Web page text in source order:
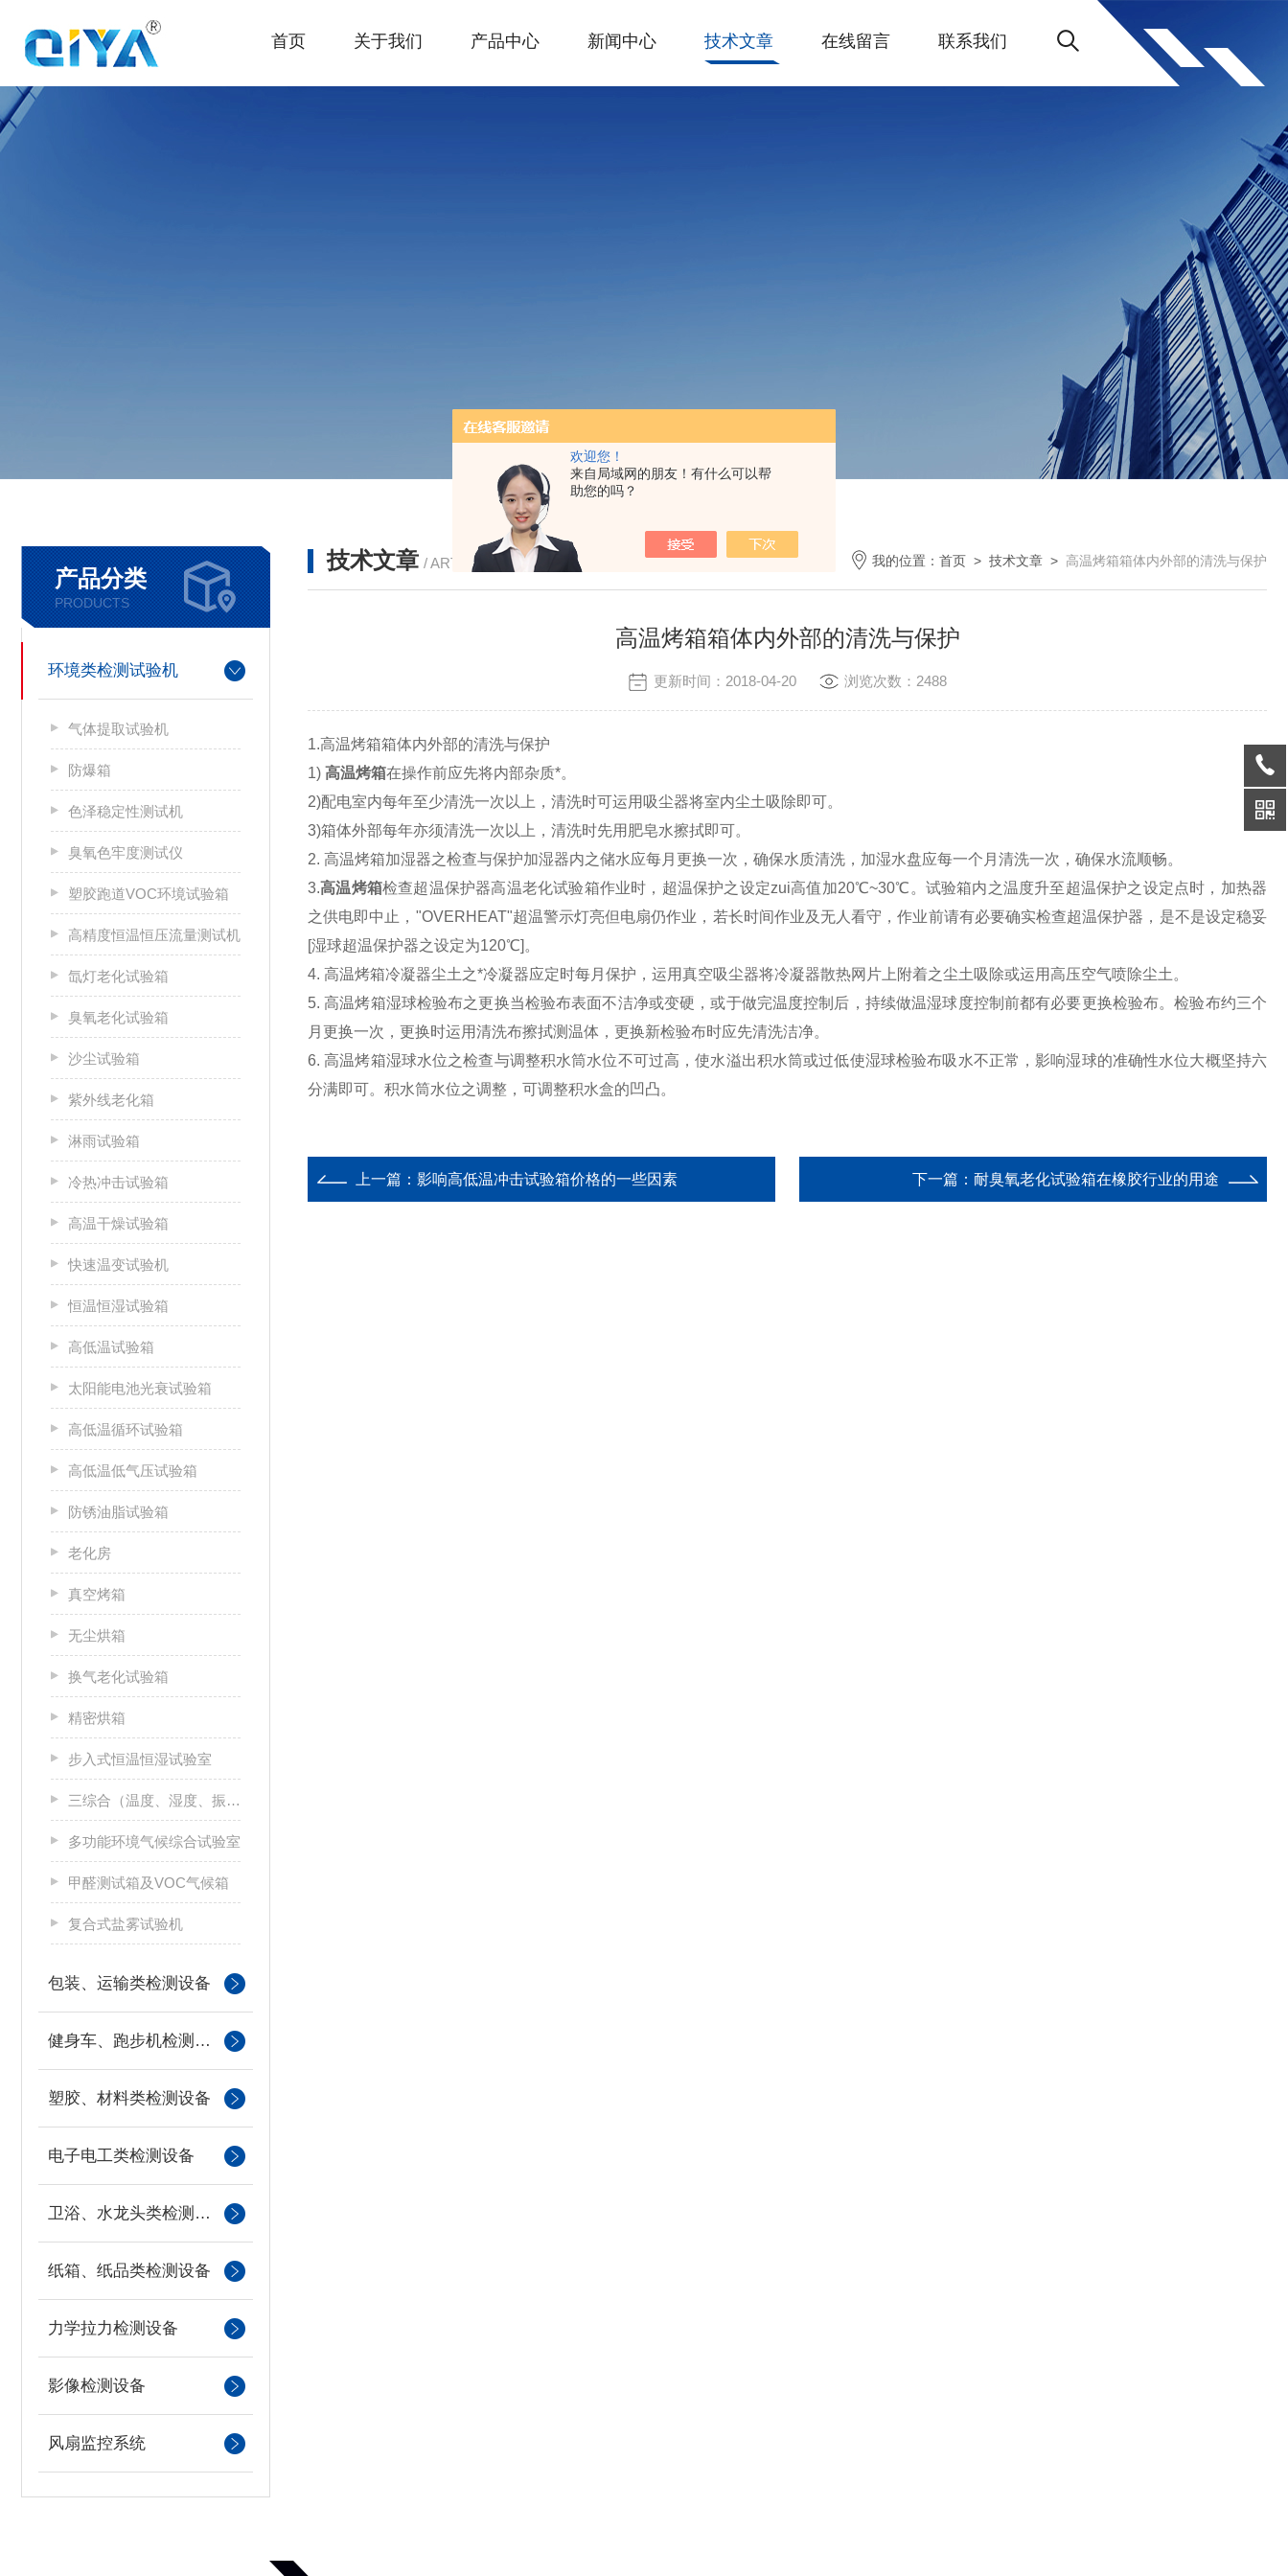
欢迎您！
来自局域网的朋友！有什么可以帮
助您的吗？
首页 关于我们 产品中心 新闻中心 技术文章 在线留言 联系我们
产品分类
PRODUCTS
环境类检测试验机
气体提取试验机
防爆箱
色泽稳定性测试机
臭氧色牢度测试仪
塑胶跑道VOC环境试验箱
高精度恒温恒压流量测试机
氙灯老化试验箱
臭氧老化试验箱
沙尘试验箱
紫外线老化箱
淋雨试验箱
冷热冲击试验箱
高温干燥试验箱
快速温变试验机
恒温恒湿试验箱
高低温试验箱
太阳能电池光衰试验箱
高低温循环试验箱
高低温低气压试验箱
防锈油脂试验箱
老化房
真空烤箱
无尘烘箱
换气老化试验箱
精密烘箱
步入式恒温恒湿试验室
三综合（温度、湿度、振动）试验箱
多功能环境气候综合试验室
甲醛测试箱及VOC气候箱
复合式盐雾试验机
包装、运输类检测设备
健身车、跑步机检测设备
塑胶、材料类检测设备
电子电工类检测设备
卫浴、水龙头类检测设备
纸箱、纸品类检测设备
力学拉力检测设备
影像检测设备
风扇监控系统
技术文章 / ARTICLE 我的位置： 首页 > 技术文章 > 高温烤箱箱体内外部的清洗与保护
高温烤箱箱体内外部的清洗与保护
更新时间：2018-04-20 浏览次数：2488
1.高温烤箱箱体内外部的清洗与保护
1) 高温烤箱在操作前应先将内部杂质*。
2)配电室内每年至少清洗一次以上，清洗时可运用吸尘器将室内尘土吸除即可。
3)箱体外部每年亦须清洗一次以上，清洗时先用肥皂水擦拭即可。
2. 高温烤箱加湿器之检查与保护加湿器内之储水应每月更换一次，确保水质清洗，加湿水盘应每一个月清洗一次，确保水流顺畅。
3.高温烤箱检查超温保护器高温老化试验箱作业时，超温保护之设定zui高值加20℃~30℃。试验箱内之温度升至超温保护之设定点时，加热器
之供电即中止，"OVERHEAT"超温警示灯亮但电扇仍作业，若长时间作业及无人看守，作业前请有必要确实检查超温保护器，是不是设定稳妥
[湿球超温保护器之设定为120℃]。
4. 高温烤箱冷凝器尘土之*冷凝器应定时每月保护，运用真空吸尘器将冷凝器散热网片上附着之尘土吸除或运用高压空气喷除尘土。
5. 高温烤箱湿球检验布之更换当检验布表面不洁净或变硬，或于做完温度控制后，持续做温湿球度控制前都有必要更换检验布。检验布约三个
月更换一次，更换时运用清洗布擦拭测温体，更换新检验布时应先清洗洁净。
6. 高温烤箱湿球水位之检查与调整积水筒水位不可过高，使水溢出积水筒或过低使湿球检验布吸水不正常，影响湿球的准确性水位大概坚持六
分满即可。积水筒水位之调整，可调整积水盒的凹凸。
上一篇： 影响高低温冲击试验箱价格的一些因素 下一篇： 耐臭氧老化试验箱在橡胶行业的用途